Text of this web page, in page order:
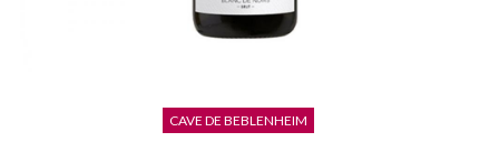
CAVE DE BEBLENHEIM